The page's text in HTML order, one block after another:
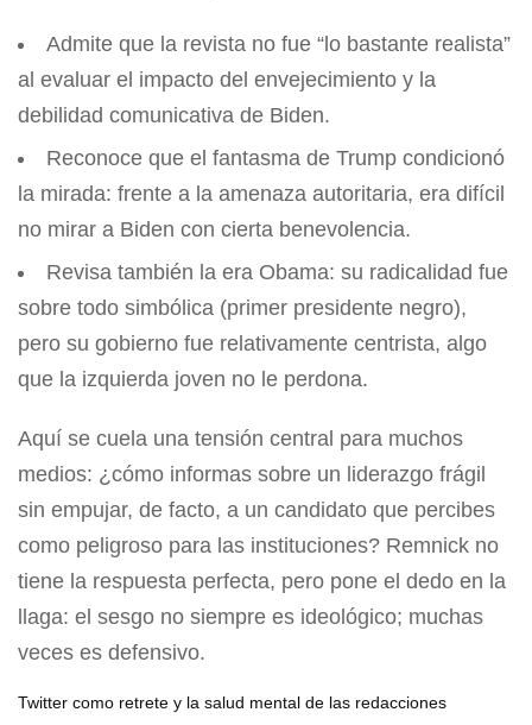
Admite que la revista no fue “lo bastante realista”
al evaluar el impacto del envejecimiento y la
debilidad comunicativa de Biden.
Reconoce que el fantasma de Trump condicionó
la mirada: frente a la amenaza autoritaria, era difícil
no mirar a Biden con cierta benevolencia.
Revisa también la era Obama: su radicalidad fue
sobre todo simbólica (primer presidente negro),
pero su gobierno fue relativamente centrista, algo
que la izquierda joven no le perdona.
Aquí se cuela una tensión central para muchos
medios: ¿cómo informas sobre un liderazgo frágil
sin empujar, de facto, a un candidato que percibes
como peligroso para las instituciones? Remnick no
tiene la respuesta perfecta, pero pone el dedo en la
llaga: el sesgo no siempre es ideológico; muchas
veces es defensivo.
Twitter como retrete y la salud mental de las redacciones